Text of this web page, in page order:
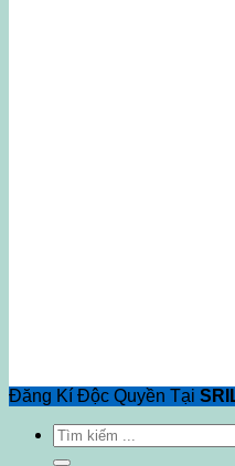
Đăng Kí Độc Quyền Tại
Tìm
kiếm: